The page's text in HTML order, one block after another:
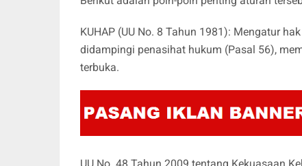
KUHAP (UU No. 8 Tahun 1981): Mengatur
didampingi penasihat hukum (Pasal 56),
terbuka.